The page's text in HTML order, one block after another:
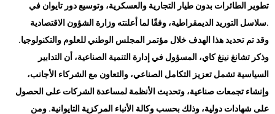
تطوير الطائرات بدون طيار التجارية والعسكرية، وتوسيع دور تايوان في
سلاسل التوريد الديمقراطية، وفقًا لما أعلنته وزارة الشؤون الاقتصادية.
وقد تم تحديد هذا الهدف خلال مؤتمر المجلس الوطني للعلوم والتكنولوجيا.
وذكر تشانغ نينغ كاي، المسؤول في إدارة التنمية الصناعية، أن التدابير
السياسية تشمل تعزيز التكامل الصناعي، والتعاون مع الشركاء الأجانب،
وإنشاء تجمعات صناعية، وتحديث الأنظمة لمساعدة الشركات على الحصول
على شهادات دولية، وذلك بحسب وكالة الأنباء المركزية التايوانية. ومن